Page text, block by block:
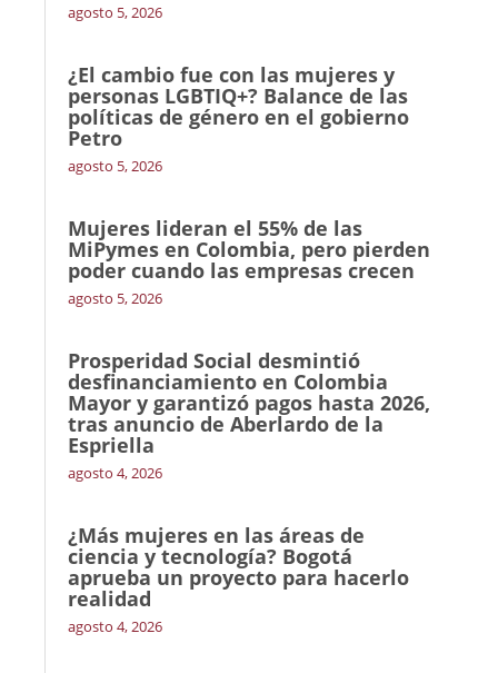
agosto 5, 2026
¿El cambio fue con las mujeres y
personas LGBTIQ+? Balance de las
políticas de género en el gobierno
Petro
agosto 5, 2026
Mujeres lideran el 55% de las
MiPymes en Colombia, pero pierden
poder cuando las empresas crecen
agosto 5, 2026
Prosperidad Social desmintió
desfinanciamiento en Colombia
Mayor y garantizó pagos hasta 2026,
tras anuncio de Aberlardo de la
Espriella
agosto 4, 2026
¿Más mujeres en las áreas de
ciencia y tecnología? Bogotá
aprueba un proyecto para hacerlo
realidad
agosto 4, 2026